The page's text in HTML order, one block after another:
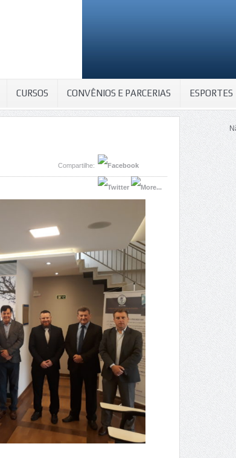
CURSOS CONVÊNIOS E PARCERIAS ESPORTES
Compartilhe: